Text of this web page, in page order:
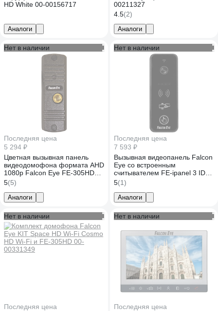
HD White 00-00156717
Аналоги
00211327
4.5(2)
Аналоги
Нет в наличии
Последняя цена
5 294 ₽
Цветная вызывная панель
видеодомофона формата AHD
1080p Falcon Eye FE-305HD
медь 00-00182795
5(5)
Аналоги
Нет в наличии
Последняя цена
7 593 ₽
Вызывная видеопанель Falcon
Eye со встроенным
считывателем FE-ipanel 3 ID
Black с Mifare 00-00109243
5(1)
Аналоги
Нет в наличии
Последняя цена
Нет в наличии
Последняя цена